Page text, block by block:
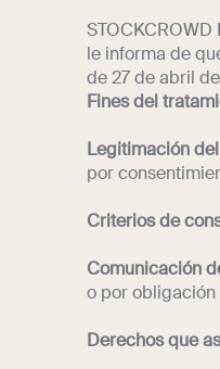
STOCKCROWD
le informa de
de 27 de abril
Fines del
Legitimación
por
Criterios de
Comunicación
o por obligación
Derechos que